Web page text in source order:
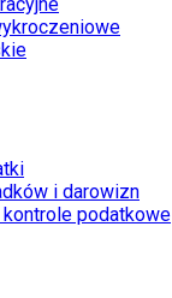
i darowizn
podatkowe